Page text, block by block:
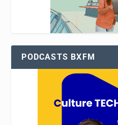
PODCASTS BXFM